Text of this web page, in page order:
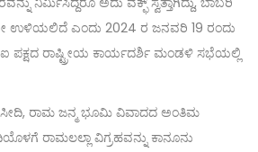
ಎಂದು 2024 ರ ಜನವರಿ 19 ರಂದು
ಪಕ್ಷದ ರಾಷ್ಟ್ರೀಯ ಕಾರ್ಯದರ್ಶಿ ಮಂಡಳಿ ಸಭೆಯಲ್ಲಿ
ರಾಮ ಜನ್ಮ ಭೂಮಿ ವಿವಾದದ ಅಂತಿಮ
ರಾಮಲಲ್ಲಾ ವಿಗ್ರಹವನ್ನು ಕಾನೂನು